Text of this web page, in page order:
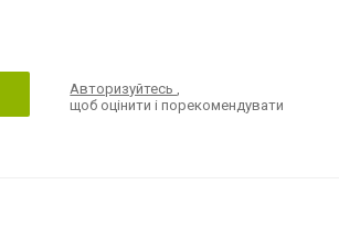
Авторизуйтесь,
щоб оцінити і порекомендувати